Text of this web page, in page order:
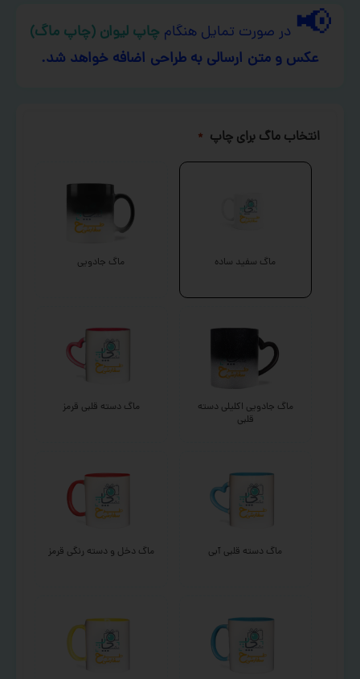
📢 در صورت تمایل هنگام چاپ لیوان (چاپ ماگ)
عکس و متن ارسالی به طراحی اضافه خواهد شد.
انتخاب ماگ برای چاپ *
ماگ سفید ساده ماگ جادویی
ماگ جادویی اکلیلی دسته
قلبی
ماگ دسته قلبی قرمز
ماگ دسته قلبی آبی ماگ دخل و دسته رنگی قرمز